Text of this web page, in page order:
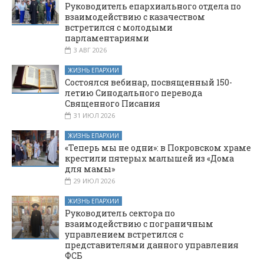
Руководитель епархиального отдела по
взаимодействию с казачеством
встретился с молодыми
парламентариями
3 АВГ 2026
ЖИЗНЬ ЕПАРХИИ
Состоялся вебинар, посвященный 150-
летию Синодального перевода
Священного Писания
31 ИЮЛ 2026
ЖИЗНЬ ЕПАРХИИ
«Теперь мы не одни»: в Покровском храме
крестили пятерых малышей из «Дома
для мамы»
29 ИЮЛ 2026
ЖИЗНЬ ЕПАРХИИ
Руководитель сектора по
взаимодействию с пограничным
управлением встретился с
представителями данного управления
ФСБ